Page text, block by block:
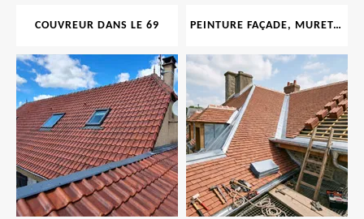
COUVREUR DANS LE 69 PEINTURE FAÇADE, MURET, TOITURE, BOISERIE, FERRONERIE, GOUTTIÈRE 69